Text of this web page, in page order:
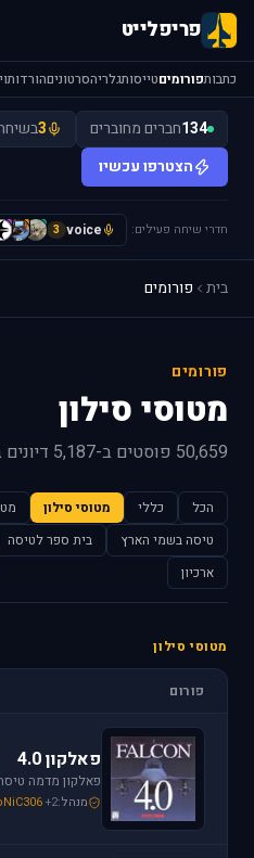
פריפלייט
כתבותפורומיםטייסותגלריהסרטוניםהורדות
134חברים מחוברים 3
הצטרפו עכשיו
חדרי שיחה פעילים: voice
3
H
L
y
בית פורומים
פורומים
מטוסי סילון
50,659 פוסטים ב-5,187 דיונים בקטגוריה זו.
הכל כללי מטוסי סילון
טיסה בשמי הארץ
בית ספר לטיסה
ארכיון
מטוסי סילון
פורום
פאלקון 4.0
מנהל:+2